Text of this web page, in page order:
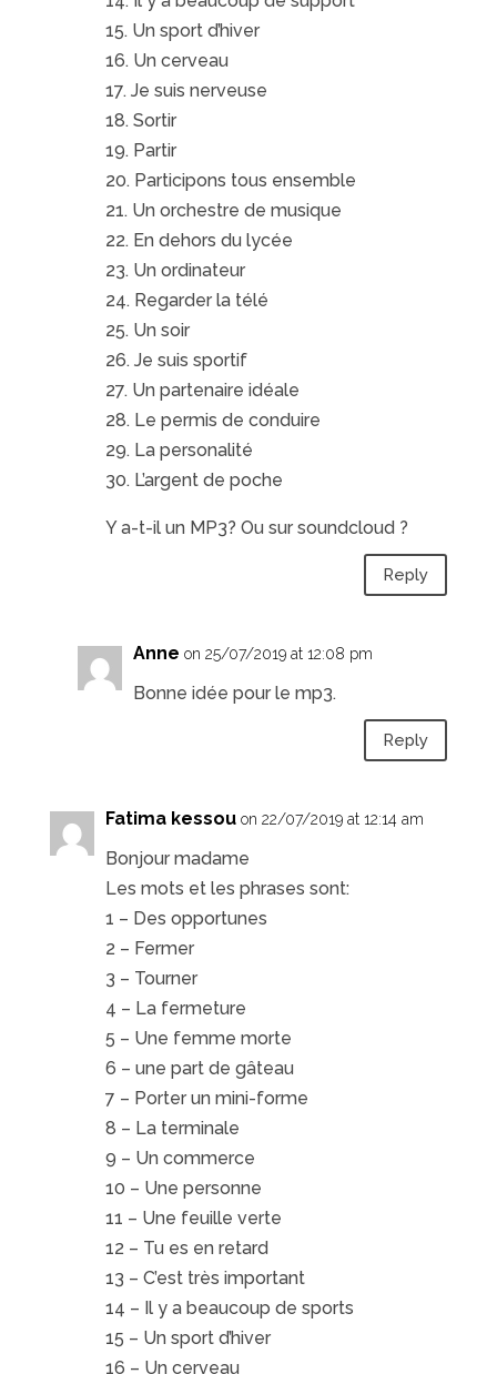
15. Un sport d’hiver
16. Un cerveau
17. Je suis nerveuse
18. Sortir
19. Partir
20. Participons tous ensemble
21. Un orchestre de musique
22. En dehors du lycée
23. Un ordinateur
24. Regarder la télé
25. Un soir
26. Je suis sportif
27. Un partenaire idéale
28. Le permis de conduire
29. La personalité
30. L’argent de poche
Y a-t-il un MP3? Ou sur soundcloud ?
Reply
Anne on 25/07/2019 at 12:08 pm
Bonne idée pour le mp3.
Reply
Fatima kessou on 22/07/2019 at 12:14 am
Bonjour madame
Les mots et les phrases sont:
1 – Des opportunes
2 – Fermer
3 – Tourner
4 – La fermeture
5 – Une femme morte
6 – une part de gâteau
7 – Porter un mini-forme
8 – La terminale
9 – Un commerce
10 – Une personne
11 – Une feuille verte
12 – Tu es en retard
13 – C’est très important
14 – Il y a beaucoup de sports
15 – Un sport d’hiver
16 – Un cerveau